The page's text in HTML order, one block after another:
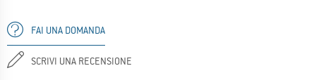
FAI UNA DOMANDA
SCRIVI UNA RECENSIONE